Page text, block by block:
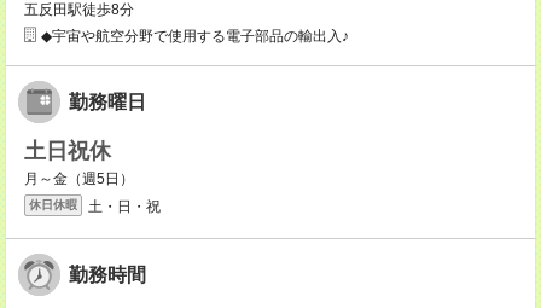
五反田駅徒歩8分
◆宇宙や航空分野で使用する電子部品の輸出入♪
勤務曜日
土日祝休
月～金（週5日）
休日休暇 土・日・祝
勤務時間